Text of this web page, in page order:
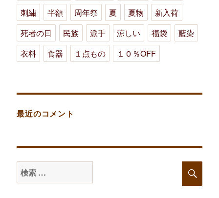
刺繍
半額 周年祭 夏 夏物
新入荷
死者の日
民族 派手 涼しい 福袋
藍染
衣料
食器 １点もの １０％OFF
最近のコメント
検